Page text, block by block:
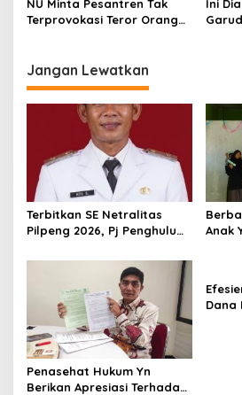
a
i
p
NU Minta Pesantren Tak
Terprovokasi Teror Orang
Ini
Jangan Lewatkan
Terbitkan SE Netralitas
Pilpeng 2026, Pj Penghulu
Aparatur yang Melanggar
Anak
Penasehat Hukum Yn
Berikan Apresiasi Terhadap
Dana